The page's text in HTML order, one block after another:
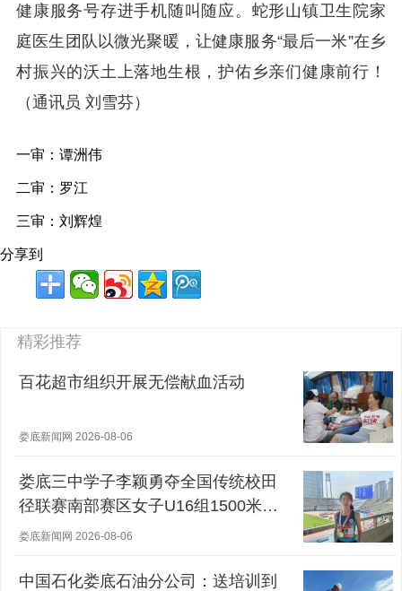
健康服务号存进手机随叫随应。蛇形山镇卫生院家
庭医生团队以微光聚暖，让健康服务“最后一米”在乡
村振兴的沃土上落地生根，护佑乡亲们健康前行！
（通讯员 刘雪芬）
一审：谭洲伟
二审：罗江
三审：刘辉煌
分享到
精彩推荐
百花超市组织开展无偿献血活动
娄底新闻网 2026-08-06
娄底三中学子李颖勇夺全国传统校田
径联赛南部赛区女子U16组1500米冠
军
娄底新闻网 2026-08-06
中国石化娄底石油分公司：送培训到